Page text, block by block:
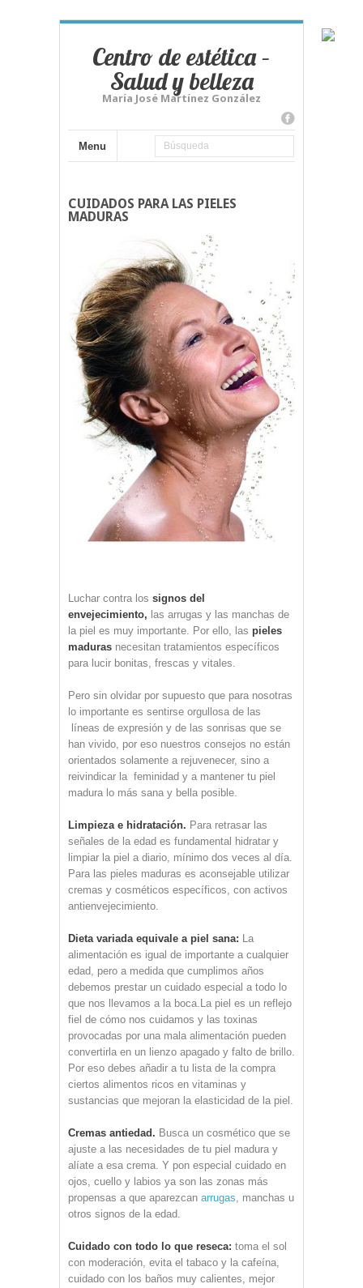
Centro de estética –
Salud y belleza
María José Martínez González
Menu
CUIDADOS PARA LAS PIELES
MADURAS
Luchar contra los signos del
envejecimiento, las arrugas y las manchas de
la piel es muy importante. Por ello, las pieles
maduras necesitan tratamientos específicos
para lucir bonitas, frescas y vitales.
Pero sin olvidar por supuesto que para nosotras
lo importante es sentirse orgullosa de las
líneas de expresión y de las sonrisas que se
han vivido, por eso nuestros consejos no están
orientados solamente a rejuvenecer, sino a
reivindicar la feminidad y a mantener tu piel
madura lo más sana y bella posible.
Limpieza e hidratación. Para retrasar las
señales de la edad es fundamental hidratar y
limpiar la piel a diario, mínimo dos veces al día.
Para las pieles maduras es aconsejable utilizar
cremas y cosméticos específicos, con activos
antienvejecimiento.
Dieta variada equivale a piel sana: La
alimentación es igual de importante a cualquier
edad, pero a medida que cumplimos años
debemos prestar un cuidado especial a todo lo
que nos llevamos a la boca.La piel es un reflejo
fiel de cómo nos cuidamos y las toxinas
provocadas por una mala alimentación pueden
convertirla en un lienzo apagado y falto de brillo.
Por eso debes añadir a tu lista de la compra
ciertos alimentos ricos en vitaminas y
sustancias que mejoran la elasticidad de la piel.
Cremas antiedad. Busca un cosmético que se
ajuste a las necesidades de tu piel madura y
alíate a esa crema. Y pon especial cuidado en
ojos, cuello y labios ya son las zonas más
propensas a que aparezcan arrugas, manchas u
otros signos de la edad.
Cuidado con todo lo que reseca: toma el sol
con moderación, evita el tabaco y la cafeína,
cuidado con los baños muy calientes, mejor